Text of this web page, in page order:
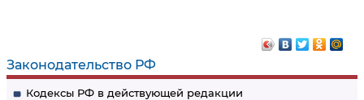
Законодательство РФ
Кодексы РФ в действующей редакции